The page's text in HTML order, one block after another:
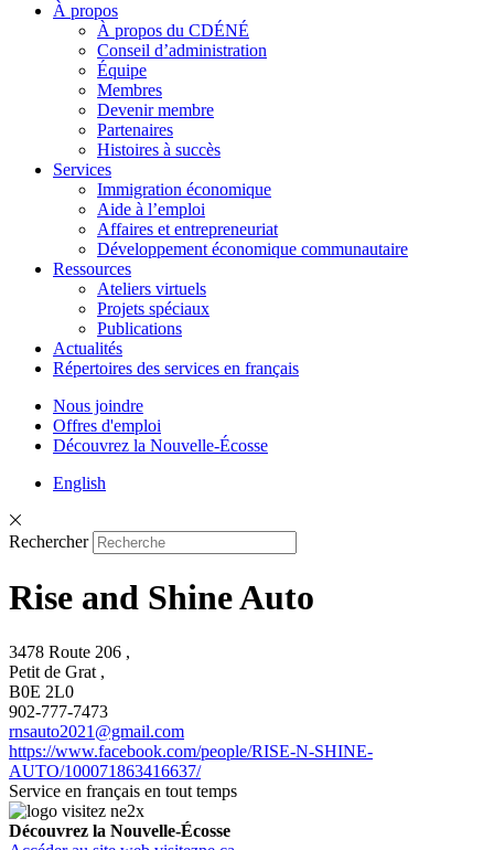
À propos
À propos du CDÉNÉ
Conseil d’administration
Équipe
Membres
Devenir membre
Partenaires
Histoires à succès
Services
Immigration économique
Aide à l’emploi
Affaires et entrepreneuriat
Développement économique communautaire
Ressources
Ateliers virtuels
Projets spéciaux
Publications
Actualités
Répertoires des services en français
Nous joindre
Offres d'emploi
Découvrez la Nouvelle-Écosse
English
Rechercher
Rise and Shine Auto
3478 Route 206 ,
Petit de Grat ,
B0E 2L0
902-777-7473
rnsauto2021@gmail.com
https://www.facebook.com/people/RISE-N-SHINE-
AUTO/100071863416637/
Service en français en tout temps
Découvrez la Nouvelle-Écosse